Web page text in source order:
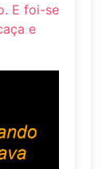
E foi-se
e